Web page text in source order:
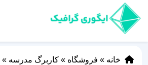
خانه » فروشگاه » کاربرگ مدرسه »